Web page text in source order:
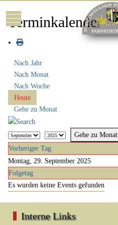
Mobile Menu Toggle
Terminkalender
Nach Jahr
Nach Monat
Nach Woche
Heute
Gehe zu Monat
Gehe zu Monat
Vorheriger Tag
Montag, 29. September 2025
Folgetag
Es wurden keine Events gefunden
Interne Links